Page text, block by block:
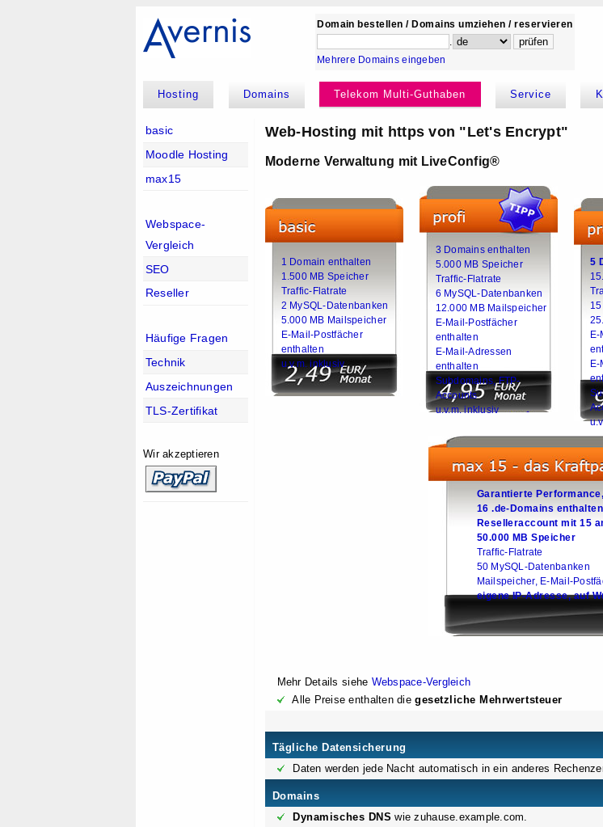
Domain bestellen / Domains umziehen / reservieren
.
Mehrere Domains eingeben
Hosting Domains Telekom Multi-Guthaben Service
basic
Moodle Hosting
max15
Webspace-
Vergleich
SEO
Reseller
Häufige Fragen
Technik
Auszeichnungen
TLS-Zertifikat
Wir akzeptieren
Web-Hosting mit https von "Let's Encrypt"
Moderne Verwaltung mit LiveConfig®
1 Domain enthalten
1.500 MB Speicher
Traffic-Flatrate
2 MySQL-Datenbanken
5.000 MB Mailspeicher
E-Mail-Postfächer
enthalten
u.v.m. inklusiv
3 Domains enthalten
5.000 MB Speicher
Traffic-Flatrate
6 MySQL-Datenbanken
12.000 MB Mailspeicher
E-Mail-Postfächer
enthalten
E-Mail-Adressen
enthalten
Subdomains, FTP-
Accounts
u.v.m. inklusiv
5
Garantierte
16 .de-Domains enthalten
Reselleraccount mit 15
50.000 MB Speicher
Traffic-Flatrate
50 MySQL-Datenbanken
Mailspeicher, E-Mail-
eigene IP-Adresse, auf
Mehr Details siehe Webspace-Vergleich
Alle Preise enthalten diegesetzliche Mehrwertsteuer
Tägliche Datensicherung
Daten werden jede Nacht automatisch in ein anderes
Domains
Dynamisches DNS wie zuhause.example.com.